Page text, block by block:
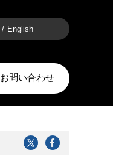
English
お問い合わせ